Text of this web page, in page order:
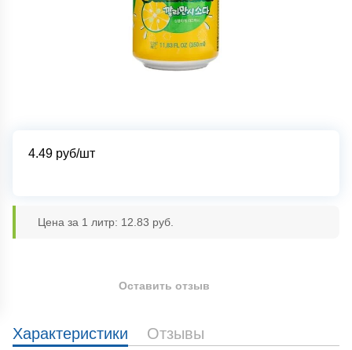
4.49 руб/шт
Цена за 1 литр: 12.83 руб.
Характеристики Отзывы
Оставить отзыв